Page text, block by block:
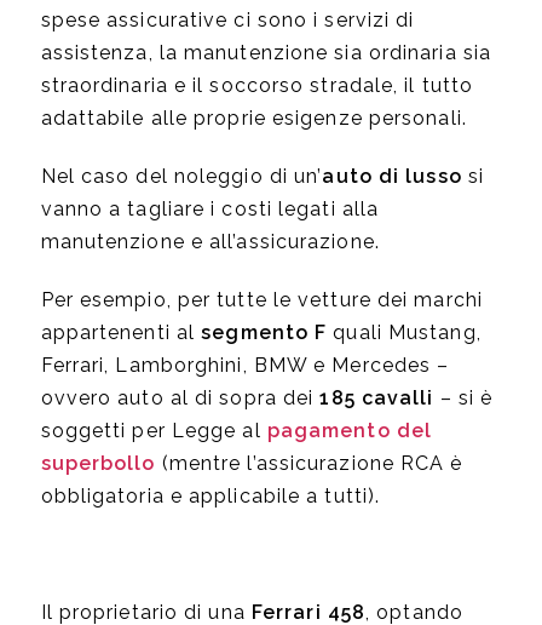
spese assicurative ci sono i servizi di
assistenza, la manutenzione sia ordinaria sia
straordinaria e il soccorso stradale, il tutto
adattabile alle proprie esigenze personali.
Nel caso del noleggio di un’auto di lusso si
vanno a tagliare i costi legati alla
manutenzione e all’assicurazione.
Per esempio, per tutte le vetture dei marchi
appartenenti alsegmento F quali Mustang,
Ferrari, Lamborghini, BMW e Mercedes –
ovvero auto al di sopra dei185 cavalli – si è
soggetti per Legge al pagamento del
superbollo (mentre l’assicurazione RCA è
obbligatoria e applicabile a tutti).
Il proprietario di una Ferrari 458 , optando